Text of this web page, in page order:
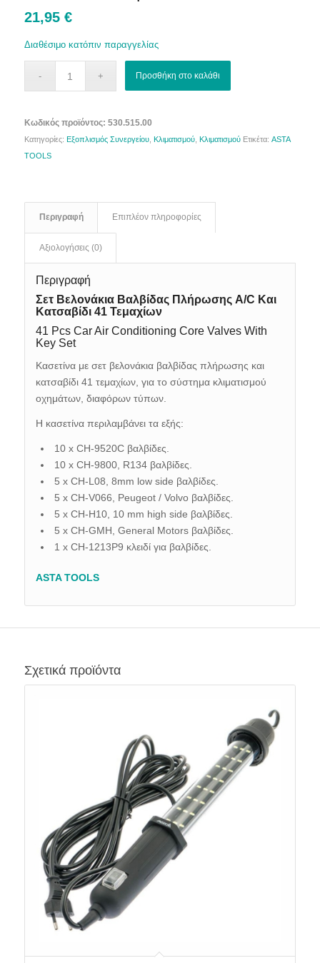
21,95 €
Διαθέσιμο κατόπιν παραγγελίας
Προσθήκη στο καλάθι
Κωδικός προϊόντος: 530.515.00
Κατηγορίες: Εξοπλισμός Συνεργείου, Κλιματισμού, Κλιματισμού Ετικέτα: ASTA
TOOLS
Περιγραφή Επιπλέον πληροφορίες
Αξιολογήσεις (0)
Περιγραφή
Σετ Βελονάκια Βαλβίδας Πλήρωσης A/C Και
Κατσαβίδι 41 Τεμαχίων
41 Pcs Car Air Conditioning Core Valves With
Key Set
Κασετίνα με σετ βελονάκια βαλβίδας πλήρωσης και
κατσαβίδι 41 τεμαχίων, για το σύστημα κλιματισμού
οχημάτων, διαφόρων τύπων.
Η κασετίνα περιλαμβάνει τα εξής:
10 x CH-9520C βαλβίδες.
10 x CH-9800, R134 βαλβίδες.
5 x CH-L08, 8mm low side βαλβίδες.
5 x CH-V066, Peugeot / Volvo βαλβίδες.
5 x CH-H10, 10 mm high side βαλβίδες.
5 x CH-GMH, General Motors βαλβίδες.
1 x CH-1213P9 κλειδί για βαλβίδες.
ASTA TOOLS
Σχετικά προϊόντα